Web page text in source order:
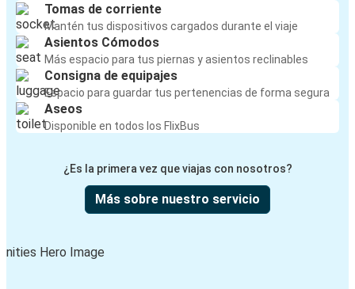
Tomas de corriente
Mantén tus dispositivos cargados durante el viaje
Asientos Cómodos
Más espacio para tus piernas y asientos reclinables
Consigna de equipajes
Espacio para guardar tus pertenencias de forma segura
Aseos
Disponible en todos los FlixBus
¿Es la primera vez que viajas con nosotros?
Más sobre nuestro servicio